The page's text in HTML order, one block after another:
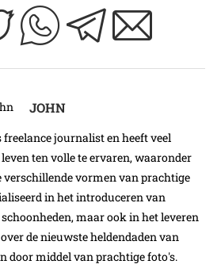
JOHN
journalist en heeft veel
ten volle te ervaren, waaronder
verschillende vormen van prachtige
in het introduceren van
maar ook in het leveren
de nieuwste heldendaden van
door middel van prachtige foto's.